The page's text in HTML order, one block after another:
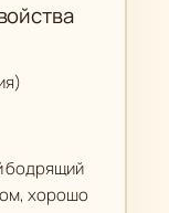
бодрящий
хорошо